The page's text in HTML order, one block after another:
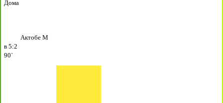
Дома
Актобе М
в 5:2
90`